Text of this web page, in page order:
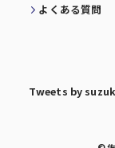
よくある質問
Tweets by